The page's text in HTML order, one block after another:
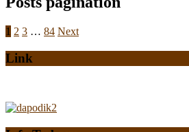
1 2 3 … 84 Next
Link